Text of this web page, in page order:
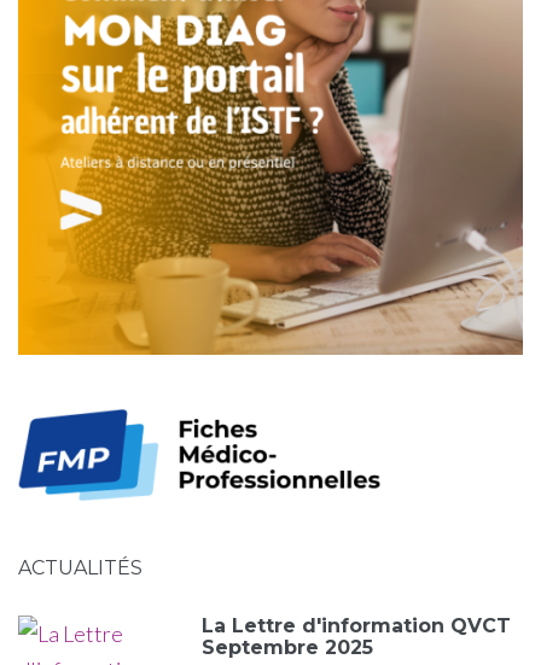
ACTUALITÉS
La Lettre d'information QVCT
Septembre 2025